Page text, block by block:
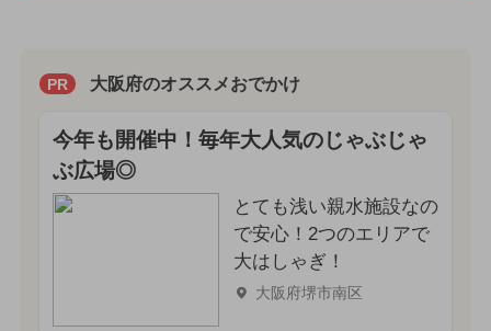
PR 大阪府のオススメおでかけ
今年も開催中！毎年大人気のじゃぶじゃ
ぶ広場◎
とても浅い親水施設なの
で安心！2つのエリアで
大はしゃぎ！
大阪府堺市南区